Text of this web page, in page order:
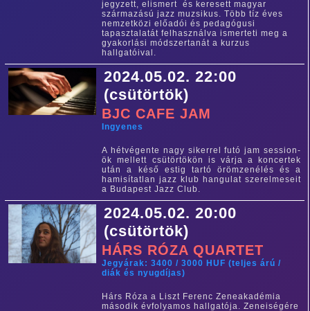
jegyzett, elismert és keresett magyar
származású jazz muzsikus. Több tíz éves
nemzetközi előadói és pedagógusi
tapasztalatát felhasználva ismerteti meg a
gyakorlási módszertanát a kurzus
hallgatóival.
2024.05.02. 22:00
(csütörtök)
BJC CAFE JAM
Ingyenes
A hétvégente nagy sikerrel futó jam session-
ök mellett csütörtökön is várja a koncertek
után a késő estig tartó örömzenélés és a
hamisítatlan jazz klub hangulat szerelmeseit
a Budapest Jazz Club.
2024.05.02. 20:00
(csütörtök)
HÁRS RÓZA QUARTET
Jegyárak: 3400 / 3000 HUF (teljes árú /
diák és nyugdíjas)
Hárs Róza a Liszt Ferenc Zeneakadémia
második évfolyamos hallgatója. Zeneiségére